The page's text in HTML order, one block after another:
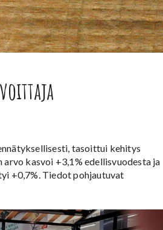
tasoittui kehitys
kasvoi +3,1% edellisvuodesta ja
+0,7%. Tiedot pohjautuvat